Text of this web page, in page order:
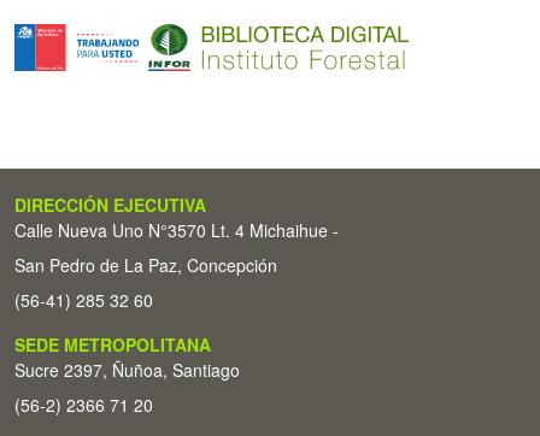
DIRECCIÓN EJECUTIVA
Calle Nueva Uno N°3570 Lt. 4 Michaihue -
San Pedro de La Paz, Concepción
(56-41) 285 32 60
SEDE METROPOLITANA
Sucre 2397, Ñuñoa, Santiago
(56-2) 2366 71 20